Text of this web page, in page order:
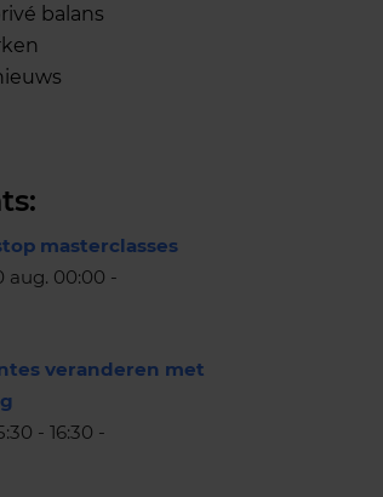
balans
masterclasses
aug. 00:00 -
veranderen met
- 16:30 -